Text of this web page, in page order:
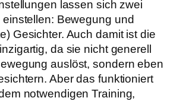
lassen sich zwei
Bewegung und
Gesichter. Auch damit ist die
da sie nicht generell
auslöst, sondern eben
Aber das funktioniert
notwendigen Training,